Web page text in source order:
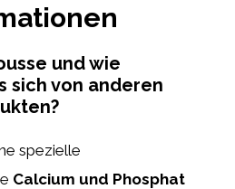
und wie
sich von anderen
spezielle
Calcium und Phosphat